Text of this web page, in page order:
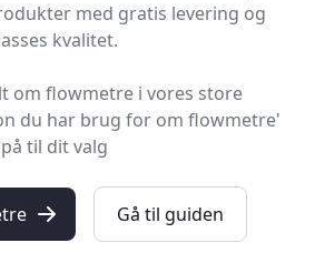
med gratis levering og
kvalitet.
om flowmetre i vores store
du har brug for om flowmetre'
til dit valg
Gå til guiden